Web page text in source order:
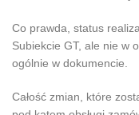
Co prawda, status
Subiekcie GT, ale nie w
ogólnie w dokumencie.
Całość zmian, które